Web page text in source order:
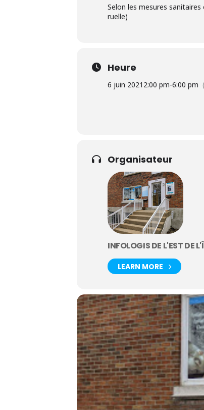
Selon les mesures sanitaires
ruelle)
Heure
6 juin 2021 2:00 pm-6:00 pm
Organisateur
INFOLOGIS DE L'EST DE
LEARN MORE